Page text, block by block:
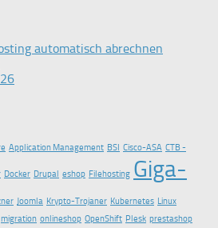
automatisch abrechnen
Application Management BSI Cisco-ASA CTB -
Docker Drupal eshop Filehosting Giga-
Joomla Krypto-Trojaner Kubernetes Linux
migration onlineshop OpenShift Plesk prestashop